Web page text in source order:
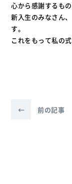
心から感謝するもの
新入生のみなさん
す。
これをもって私の
← 前の記事